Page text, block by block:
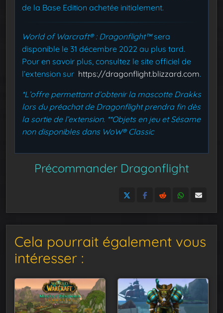
de la Base Edition achetée initialement.
World of Warcraft® : Dragonflight™sera
disponible le 31 décembre 2022 au plus tard.
Pour en savoir plus, consultez le site officiel de
l’extension sur https://dragonflight.blizzard.com.
*L’offre permettant d’obtenir la mascotte Drakks
lors du préachat de Dragonflight prendra fin dès
la sortie de l’extension. **Objets en jeu et Sésame
non disponibles dans WoW® Classic
Précommander Dragonflight
Cela pourrait également vous
intéresser :